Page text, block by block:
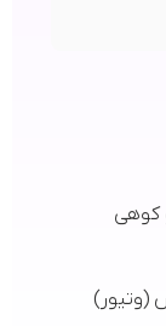
کوهی
(وتیور)